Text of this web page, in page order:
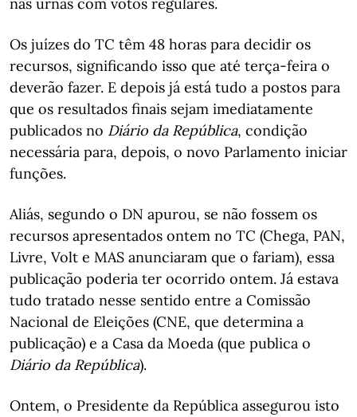
Os juízes do TC têm 48 horas para decidir os
recursos, significando isso que até terça-feira o
deverão fazer. E depois já está tudo a postos para
que os resultados finais sejam imediatamente
publicados no Diário da República, condição
necessária para, depois, o novo Parlamento iniciar
funções.
Aliás, segundo o DN apurou, se não fossem os
recursos apresentados ontem no TC (Chega, PAN,
Livre, Volt e MAS anunciaram que o fariam), essa
publicação poderia ter ocorrido ontem. Já estava
tudo tratado nesse sentido entre a Comissão
Nacional de Eleições (CNE, que determina a
publicação) e a Casa da Moeda (que publica o
Diário da República).
Ontem, o Presidente da República assegurou isto